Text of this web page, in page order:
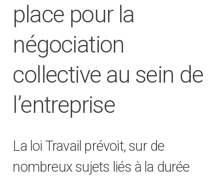
place pour la
négociation
collective au sein de
l’entreprise
La loi Travail prévoit, sur de
nombreux sujets liés à la durée